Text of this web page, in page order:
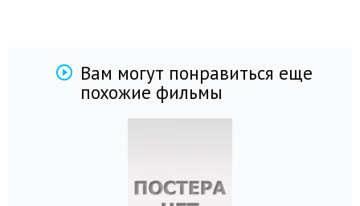
Вам могут понравиться еще
похожие фильмы